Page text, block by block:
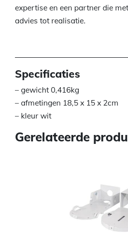
expertise en een partner die
advies tot realisatie.
Specificaties
– gewicht 0,416kg
– afmetingen 18,5 x 15 x 2cm
– kleur wit
Gerelateerde